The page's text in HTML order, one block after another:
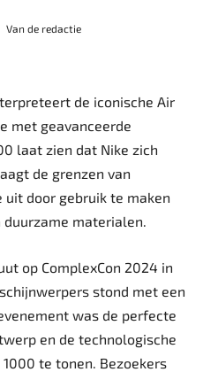
Van de redactie
de iconische Air
met geavanceerde
laat zien dat Nike zich
de grenzen van
uit door gebruik te maken
materialen.
op ComplexCon 2024 in
stond met een
was de perfecte
en de technologische
te tonen. Bezoekers